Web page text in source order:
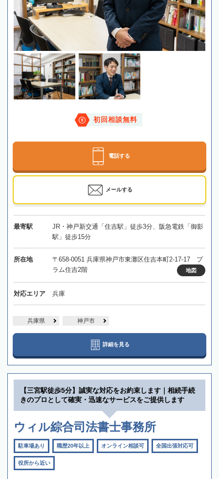
初回相談無料
電話する
メールする
最寄駅
JR・神戸新交通「住吉駅」徒歩3分、阪急電鉄「御影
駅」徒歩15分
所在地
〒658-0051 兵庫県神戸市東灘区住吉本町2-17-17 プ
ラム住吉2階
地図
対応エリア 兵庫
兵庫県 神戸市
詳細を見る
【三宮駅徒歩5分】誠実な対応をお約束します｜相続手続
きのプロとして確実・迅速なサービスをご提供します
ウィル綜合司法書士事務所
駐車場あり 職歴20年以上 オンライン相談可 全国出張対応可
役所から近い